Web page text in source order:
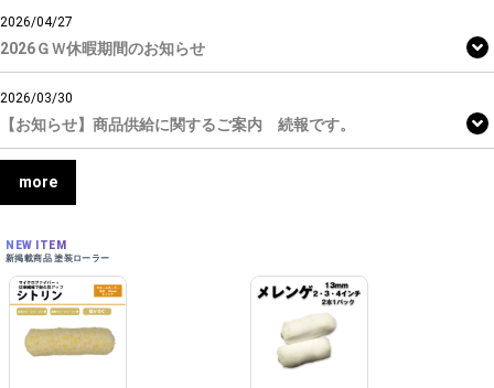
2026/04/27
2026ＧＷ休暇期間のお知らせ
2026/03/30
【お知らせ】商品供給に関するご案内 続報です。
more
NEW ITEM
新掲載商品 塗装ローラー